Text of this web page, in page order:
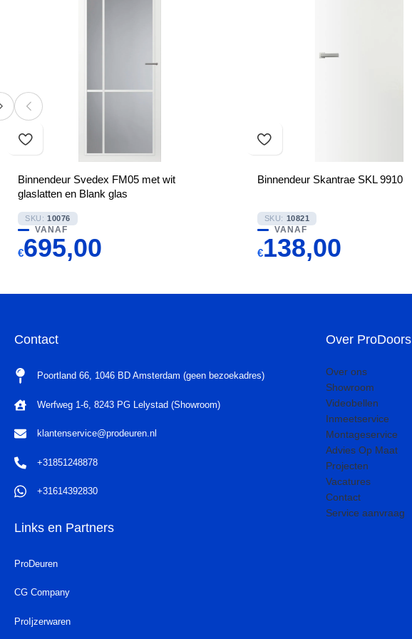
Binnendeur Svedex FM05 met wit
glaslatten en Blank glas
SKU: 10076
VANAF
€695,00
Binnendeur Skantrae SKL 9910
SKU: 10821
VANAF
€138,00
Contact
Poortland 66, 1046 BD Amsterdam (geen bezoekadres)
Werfweg 1-6, 8243 PG Lelystad (Showroom)
klantenservice@prodeuren.nl
+31851248878
+31614392830
Links en Partners
ProDeuren
CG Company
ProIjzerwaren
Over ProDoors
Over ons
Showroom
Videobellen
Inmeetservice
Montageservice
Advies Op Maat
Projecten
Vacatures
Contact
Service aanvraag